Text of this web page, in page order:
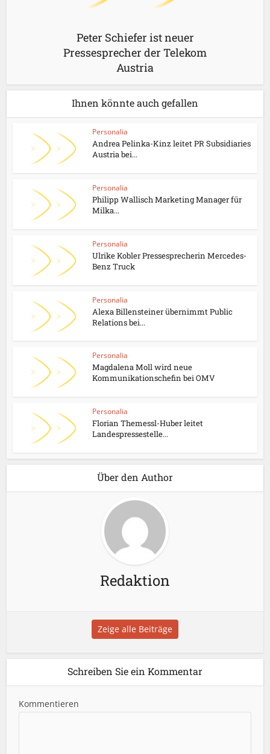
Peter Schiefer ist neuer
Pressesprecher der Telekom
Austria
Ihnen könnte auch gefallen
Personalia
Andrea Pelinka-Kinz leitet PR Subsidiaries
Austria bei...
Personalia
Philipp Wallisch Marketing Manager für
Milka...
Personalia
Ulrike Kobler Pressesprecherin Mercedes-
Benz Truck
Personalia
Alexa Billensteiner übernimmt Public
Relations bei...
Personalia
Magdalena Moll wird neue
Kommunikationschefin bei OMV
Personalia
Florian Themessl-Huber leitet
Landespressestelle...
Über den Author
Redaktion
Zeige alle Beiträge
Schreiben Sie ein Kommentar
Kommentieren